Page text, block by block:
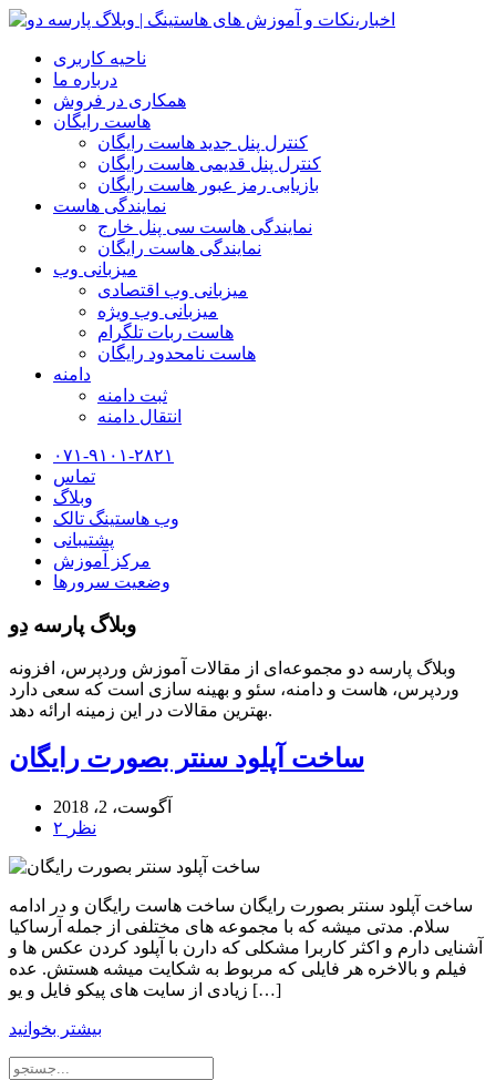
ناحیه کاربری
درباره ما
همکاری در فروش
هاست رایگان
کنترل پنل جدید هاست رایگان
کنترل پنل قدیمی هاست رایگان
بازیابی رمز عبور هاست رایگان
نمایندگی هاست
نمایندگی هاست سی پنل خارج
نمایندگی هاست رایگان
میزبانی وب
میزبانی وب اقتصادی
میزبانی وب ویژه
هاست ربات تلگرام
هاست نامحدود رایگان
دامنه
ثبت دامنه
انتقال دامنه
۰۷۱-۹۱۰۱-۲۸۲۱
تماس
وبلاگ
وب هاستینگ تالک
پشتیبانی
مرکز آموزش
وضعیت سرورها
وبلاگ پارسه دِو
وبلاگ پارسه دو مجموعه‌ای از مقالات آموزش وردپرس، افزونه
وردپرس، هاست و دامنه، سئو و بهینه سازی است که سعی دارد
بهترین مقالات در این زمینه ارائه دهد.
ساخت آپلود سنتر بصورت رایگان
آگوست، 2، 2018
۲ نظر
ساخت آپلود سنتر بصورت رایگان ساخت هاست رایگان و در ادامه
سلام. مدتی میشه که با مجموعه های مختلفی از جمله آرساکیا
آشنایی دارم و اکثر کاربرا مشکلی که دارن با آپلود کردن عکس ها و
فیلم و بالاخره هر فایلی که مربوط به شکایت میشه هستش. عده
زیادی از سایت های پیکو فایل و یو […]
بیشتر بخوانید